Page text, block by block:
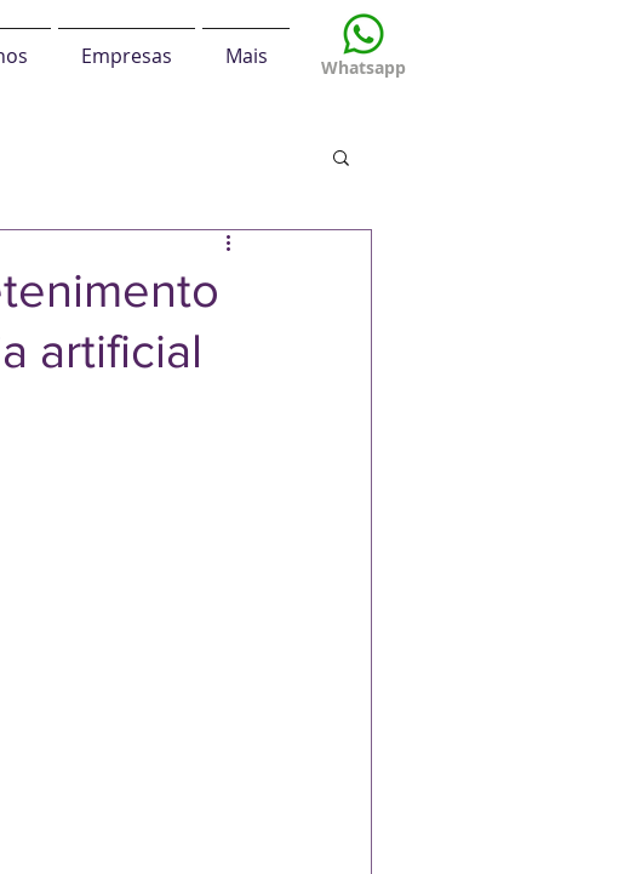
Empresas Mais Whatsapp
artificial